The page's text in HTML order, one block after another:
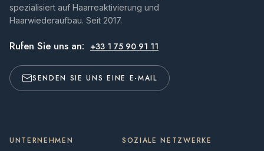
spezialisiert auf Haarreaktivierung und
Haarwiederaufbau. Seit 2017.
Rufen Sie uns an: +33 1 75 90 91 11
SENDEN SIE UNS EINE E-MAIL
UNTERNEHMEN SOZIALE NETZWERKE